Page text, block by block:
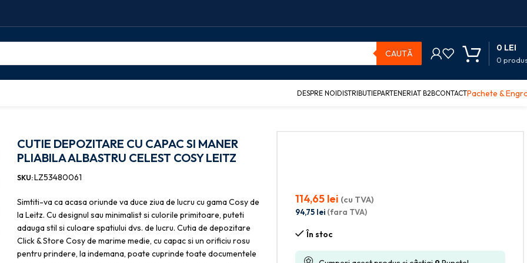
CAUTĂ
0
0 LEI
DESPRE NOIDISTRIBUTIEPARTENERIAT B2BCONTACTPachete &
CUTIE DEPOZITARE CU CAPAC SI MANER
PLIABILA ALBASTRU CELEST COSY LEITZ
SKU:LZ53480061
Simtiti-va ca acasa oriunde va duce ziua de lucru cu gama Cosy de
la Leitz. Cu designul sau minimalist si culorile primitoare, puteti
adauga stil si culoare spatiului dvs. de lucru. Cutia de depozitare
Click & Store Cosy de marime medie, cu capac si un orificiu rosu
pentru prindere, la indemana, poate cuprinde toate documentele
114,65 lei (cu TVA)
94,75 lei (fara TVA)
În stoc